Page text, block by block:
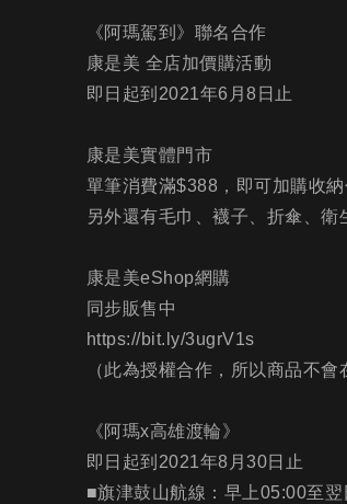
《阿瑪駕到》聯名合作
康是美 全店加價購活動
即日起到2021年6月8日止
康是美實體門市
單筆消費滿$388，即可加購收
另外還有毛巾、襪子、折傘、衛
康是美eShop網購
同步販售中
https://bit.ly/3ugrV1s
（此為授權合作，所以商品不會
《阿瑪x高雄渡輪》
即日起到2021年8月30日止
■旗津鼓山航線：早上05:00至